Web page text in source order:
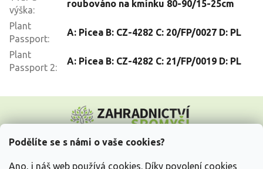
Podělíte se s námi o vaše cookies?
Ano, i náš web používá cookies. Díky povolení cookies
výška:
roubováno na kmínku 80-90/15-25cm
Plant
Passport:
A: Picea B: CZ-4282 C: 20/FP/0027 D: PL
Plant
Passport 2:
A: Picea B: CZ-4282 C: 21/FP/0019 D: PL
p
Vše o nákupu